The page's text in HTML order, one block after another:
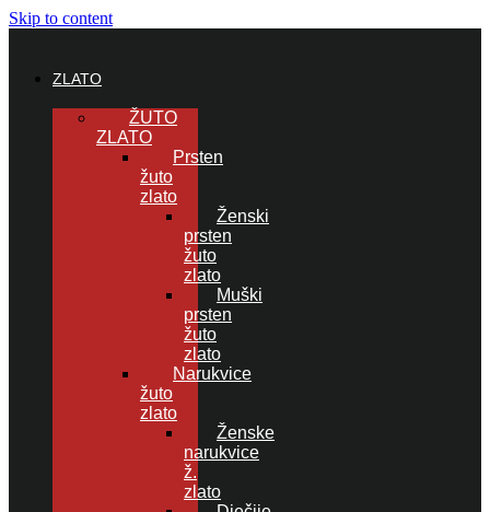
Skip to content
ZLATO
ŽUTO
ZLATO
Prsten
žuto
zlato
Ženski
prsten
žuto
zlato
Muški
prsten
žuto
zlato
Narukvice
žuto
zlato
Ženske
narukvice
ž.
zlato